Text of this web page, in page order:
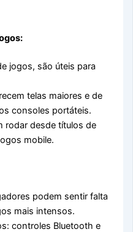
jogos, são úteis para
telas maiores e de
consoles portáteis.
rodar desde títulos de
mobile.
podem sentir falta
mais intensos.
controles Bluetooth e